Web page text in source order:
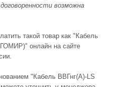
возможна
такой товар как "Кабель
онлайн на сайте
"Кабель ВВГнг(А)-LS